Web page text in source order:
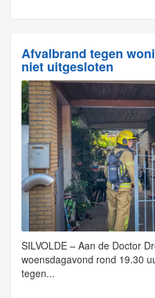
Afvalbrand tegen
niet uitgesloten
SILVOLDE – Aan de Doctor
woensdagavond rond 19.30
tegen...